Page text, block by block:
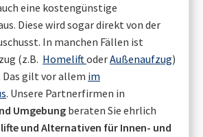
eine kostengünstige
Diese wird sogar direkt von der
In manchen Fällen ist
(z.B. HomeliftoderAußenaufzug)
Das gilt vor allem im
. Unsere Partnerfirmen in
Umgebung beraten Sie ehrlich
und Alternativen für Innen- und